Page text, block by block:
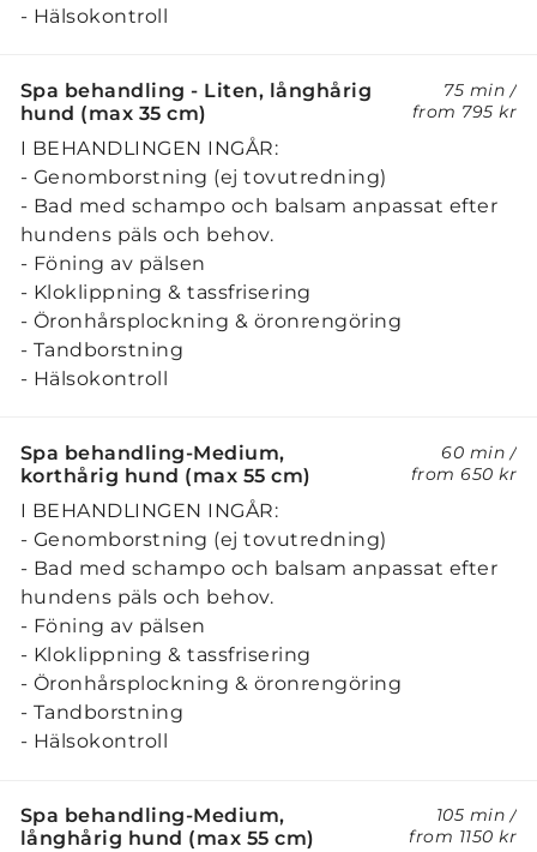
- Hälsokontroll
Spa behandling - Liten, långhårig
hund (max 35 cm)
75 min/
from 795 kr
I BEHANDLINGEN INGÅR:
- Genomborstning (ej tovutredning)
- Bad med schampo och balsam anpassat efter
hundens päls och behov.
- Föning av pälsen
- Kloklippning & tassfrisering
- Öronhårsplockning & öronrengöring
- Tandborstning
- Hälsokontroll
Spa behandling-Medium,
korthårig hund (max 55 cm)
60 min/
from650 kr
I BEHANDLINGEN INGÅR:
- Genomborstning (ej tovutredning)
- Bad med schampo och balsam anpassat efter
hundens päls och behov.
- Föning av pälsen
- Kloklippning & tassfrisering
- Öronhårsplockning & öronrengöring
- Tandborstning
- Hälsokontroll
Spa behandling-Medium,
långhårig hund (max 55 cm)
105 min/
from 1150 kr